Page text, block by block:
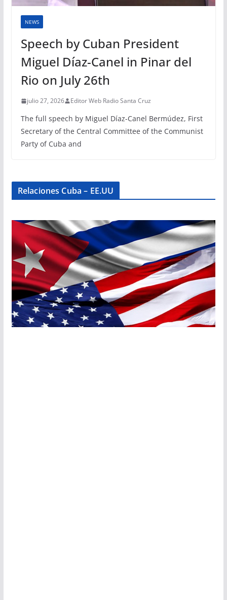
NEWS
Speech by Cuban President
Miguel Díaz-Canel in Pinar del
Rio on July 26th
julio 27, 2026 Editor Web Radio Santa Cruz
The full speech by Miguel Díaz-Canel Bermúdez, First
Secretary of the Central Committee of the Communist
Party of Cuba and
Relaciones Cuba – EE.UU